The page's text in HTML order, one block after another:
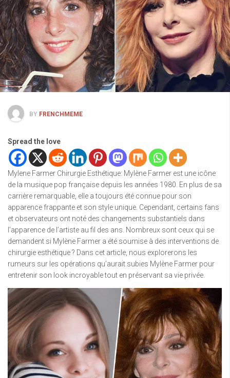
BY FRENCHMEME
Spread the love
Mylene Farmer Chirurgie Esthétique: Mylène Farmer est une icône
de la musique pop française depuis les années 1980. En plus de sa
carrière remarquable, elle a toujours été connue pour son
apparence frappante et son style unique. Cependant, certains fans
et observateurs ont noté des changements substantiels dans
l’apparence de l’artiste au fil des ans. Nombreux sont ceux qui se
demandent si Mylène Farmer a été soumise à des interventions de
chirurgie esthétique ? Dans cet article, nous explorerons les
rumeurs sur les opérations qu’aurait subies Mylène Farmer pour
entretenir son look incroyable tout en préservant sa vie privée.